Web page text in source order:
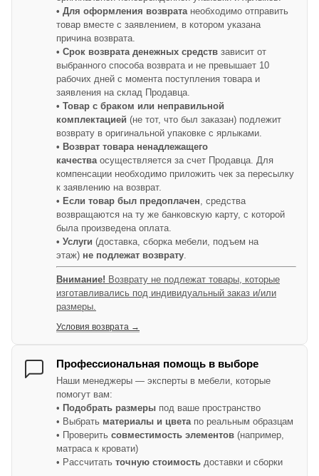
• Для оформления возврата необходимо отправить
товар вместе с заявлением, в котором указана
причина возврата.
• Срок возврата денежных средств зависит от
выбранного способа возврата и не превышает 10
рабочих дней с момента поступления товара и
заявления на склад Продавца.
• Товар с браком или неправильной
комплектацией (не тот, что был заказан) подлежит
возврату в оригинальной упаковке с ярлыками.
• Возврат товара ненадлежащего
качества осуществляется за счет Продавца. Для
компенсации необходимо приложить чек за пересылку
к заявлению на возврат.
• Если товар был предоплачен , средства
возвращаются на ту же банковскую карту, с которой
была произведена оплата.
• Услуги (доставка, сборка мебели, подъем на
этаж) не подлежат возврату
Внимание! Возврату не подлежат товары, которые
изготавливались под индивидуальный заказ и/или
размеры.
Условия возврата →
Профессиональная помощь в выборе
Наши менеджеры — эксперты в мебели, которые
помогут вам:
• Подобрать размеры под ваше пространство
• Выбрать материалы и цветапо реальным образцам
• Проверить совместимость элементов (например,
матраса к кровати)
• Рассчитать точную стоимость доставки и сборки